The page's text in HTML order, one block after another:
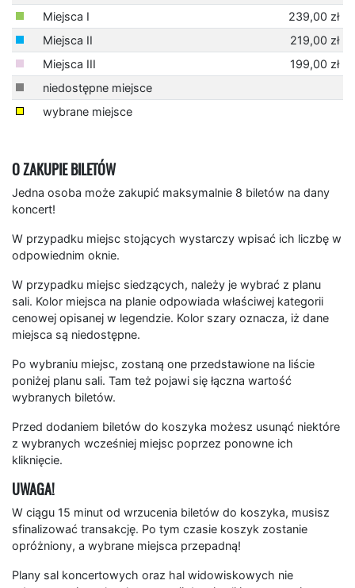
Miejsca I
239,00 zł
Miejsca II
219,00 zł
Miejsca III
199,00 zł
niedostępne miejsce
wybrane miejsce
O ZAKUPIE BILETÓW
Jedna osoba może zakupić maksymalnie 8 biletów na dany
koncert!
W przypadku miejsc stojących wystarczy wpisać ich liczbę w
odpowiednim oknie.
W przypadku miejsc siedzących, należy je wybrać z planu
sali. Kolor miejsca na planie odpowiada właściwej kategorii
cenowej opisanej w legendzie. Kolor szary oznacza, iż dane
miejsca są niedostępne.
Po wybraniu miejsc, zostaną one przedstawione na liście
poniżej planu sali. Tam też pojawi się łączna wartość
wybranych biletów.
Przed dodaniem biletów do koszyka możesz usunąć niektóre
z wybranych wcześniej miejsc poprzez ponowne ich
kliknięcie.
UWAGA!
W ciągu 15 minut od wrzucenia biletów do koszyka, musisz
sfinalizować transakcję. Po tym czasie koszyk zostanie
opróżniony, a wybrane miejsca przepadną!
Plany sal koncertowych oraz hal widowiskowych nie